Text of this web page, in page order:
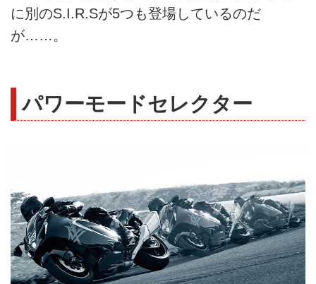
に別のS.I.R.Sが5つも登場しているのだ
が……。
パワーモードセレクター